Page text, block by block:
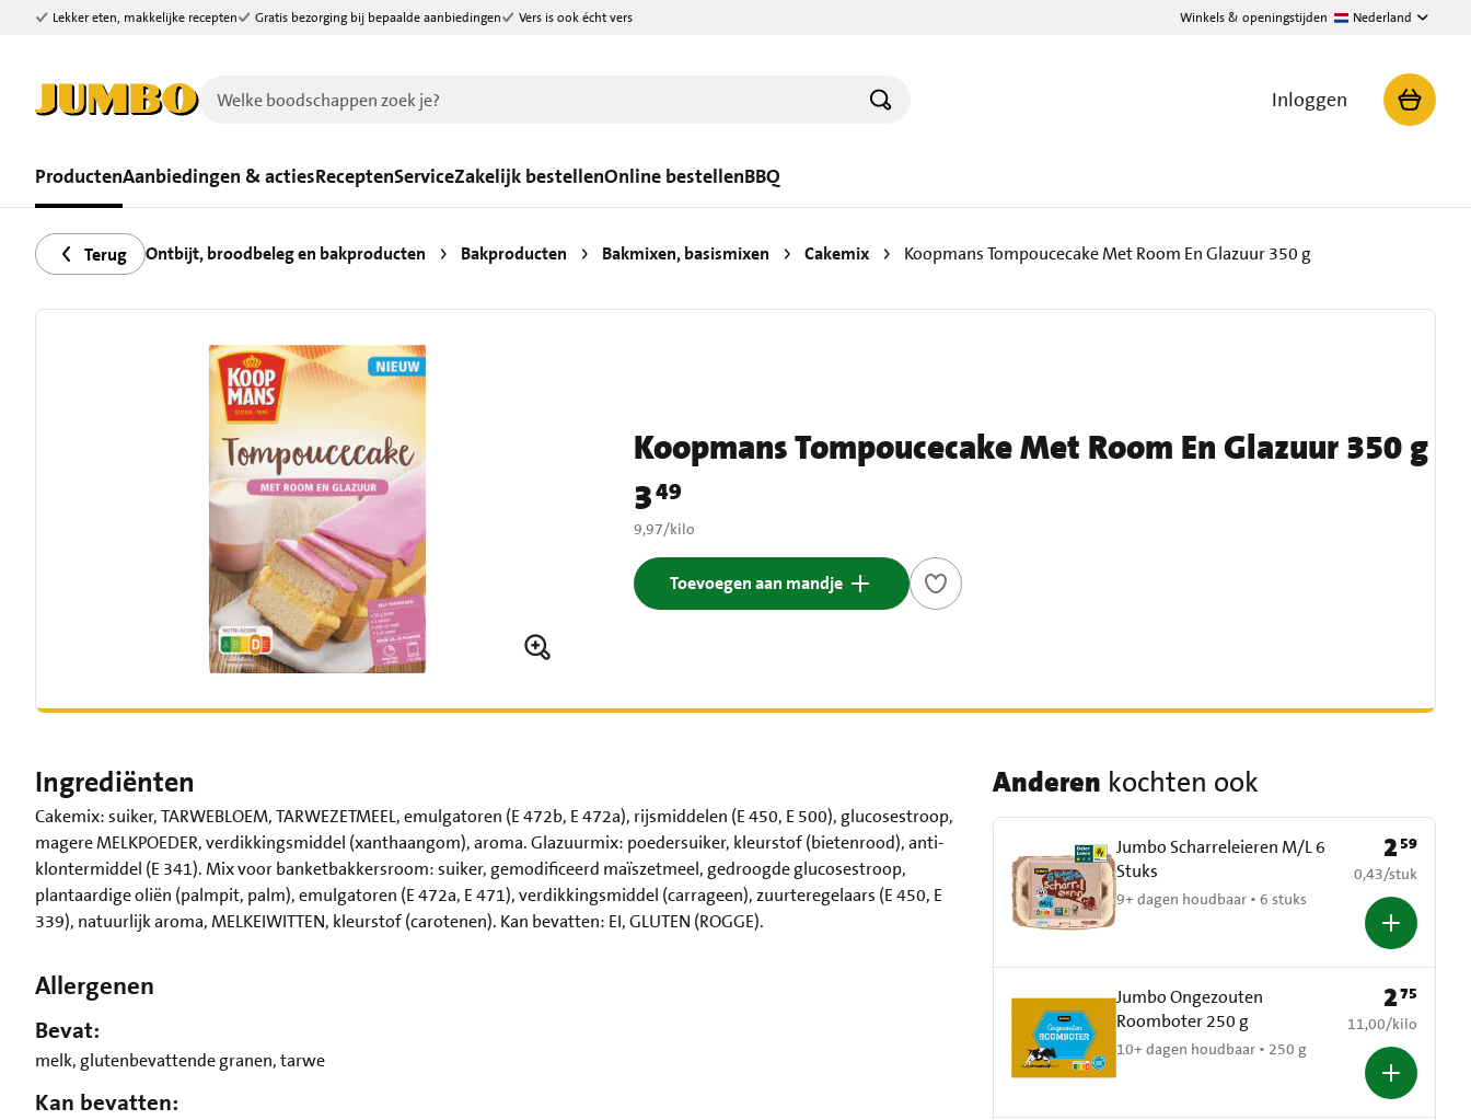
Ga naar zoeken
Ga naar hoofdinhoud
Lekker eten, makkelijke recepten Gratis bezorging bij bepaalde aanbiedingen Vers is ook écht vers Winkels & openingstijden Nederland
Inloggen
ProductenAanbiedingen & actiesReceptenServiceZakelijk bestellenOnline bestellenBBQ
Terug Ontbijt, broodbeleg en bakproducten Bakproducten Bakmixen, basismixen Cakemix Koopmans Tompoucecake Met Room En Glazuur 350 g
Koopmans Tompoucecake Met Room En Glazuur 350 g
Prijs: € 3,49
349
€ 9,97 per kilo
9,97/kilo
Toevoegen aan mandje
Ingrediënten
Cakemix: suiker, TARWEBLOEM, TARWEZETMEEL, emulgatoren (E 472b, E 472a), rijsmiddelen (E 450, E 500), glucosestroop,
magere MELKPOEDER, verdikkingsmiddel (xanthaangom), aroma. Glazuurmix: poedersuiker, kleurstof (bietenrood), anti-
klontermiddel (E 341). Mix voor banketbakkersroom: suiker, gemodificeerd maïszetmeel, gedroogde glucosestroop,
plantaardige oliën (palmpit, palm), emulgatoren (E 472a, E 471), verdikkingsmiddel (carrageen), zuurteregelaars (E 450, E
339), natuurlijk aroma, MELKEIWITTEN, kleurstof (carotenen). Kan bevatten: EI, GLUTEN (ROGGE).
Allergenen
Bevat:
melk, glutenbevattende granen, tarwe
Kan bevatten:
Anderen kochten ook
Jumbo Scharreleieren M/L 6
Stuks
9+ dagen houdbaar • 6 stuks
Prijs: € 2,59
259
€ 0,43 per stuk
0,43/stuk
Jumbo Ongezouten
Roomboter 250 g
10+ dagen houdbaar • 250 g
Prijs: € 2,75
275
€ 11,00 per kilo
11,00/kilo